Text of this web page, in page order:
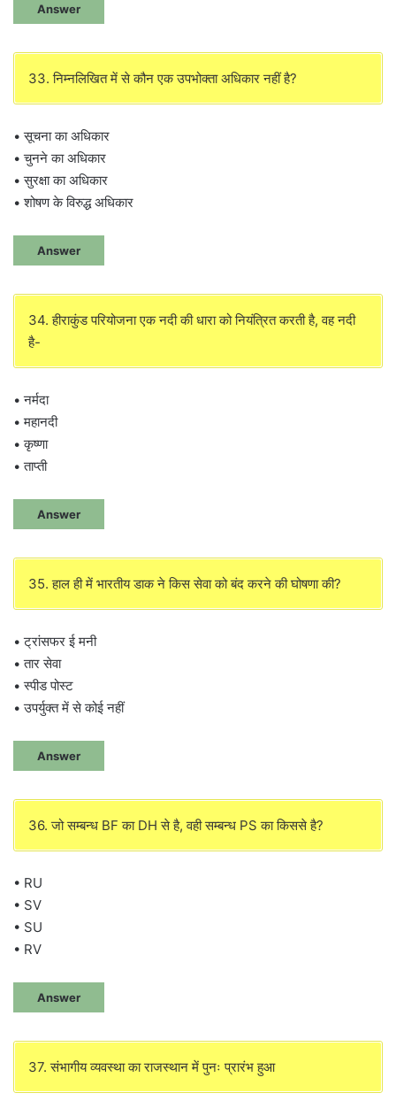
Answer
33. निम्नलिखित में से कौन एक उपभोक्ता अधिकार नहीं है?
• सूचना का अधिकार
• चुनने का अधिकार
• सुरक्षा का अधिकार
• शोषण के विरुद्ध अधिकार
Answer
34. हीराकुंड परियोजना एक नदी की धारा को नियंत्रित करती है, वह नदी
है-
• नर्मदा
• महानदी
• कृष्णा
• ताप्ती
Answer
35. हाल ही में भारतीय डाक ने किस सेवा को बंद करने की घोषणा की?
• ट्रांसफर ई मनी
• तार सेवा
• स्पीड पोस्ट
• उपर्युक्त में से कोई नहीं
Answer
36. जो सम्बन्ध BF का DH से है, वही सम्बन्ध PS का किससे है?
• RU
• SV
• SU
• RV
Answer
37. संभागीय व्यवस्था का राजस्थान में पुनः प्रारंभ हुआ